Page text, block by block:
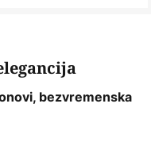
bezvremenska